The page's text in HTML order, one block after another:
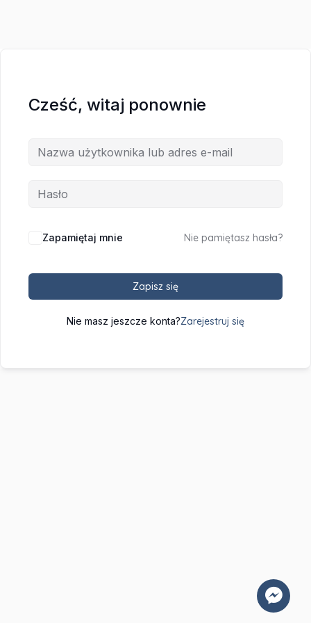
Cześć, witaj ponownie
Zapamiętaj mnie Nie pamiętasz hasła?
Zapisz się
Nie masz jeszcze konta?Zarejestruj się